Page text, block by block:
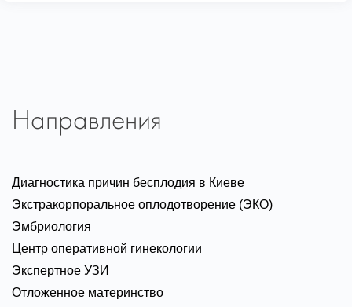
Направления
Диагностика причин бесплодия в Киеве
Экстракорпоральное оплодотворение (ЭКО)
Эмбриология
Центр оперативной гинекологии
Экспертное УЗИ
Отложенное материнство